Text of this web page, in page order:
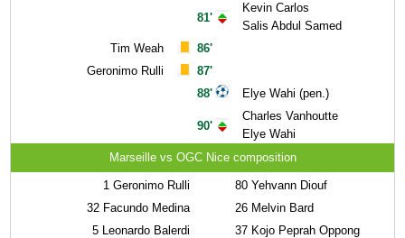
Tim Weah
Geronimo Rulli
81'
86'
87'
88'
90'
Kevin Carlos
Salis Abdul Samed
Elye Wahi (pen.)
Charles Vanhoutte
Elye Wahi
Marseille vs OGC Nice composition
1 Geronimo Rulli
32 Facundo Medina
5 Leonardo Balerdi
80 Yehvann Diouf
26 Melvin Bard
37 Kojo Peprah Oppong